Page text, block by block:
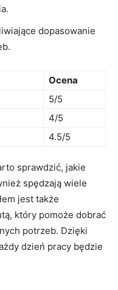
dopasowanie⁢
Ocena
5/5
4/5
4.5/5
sprawdzić, jakie
spędzają wiele
jest‍ także
⁢który pomoże⁢ dobrać
potrzeb. Dzięki
dzień pracy będzie